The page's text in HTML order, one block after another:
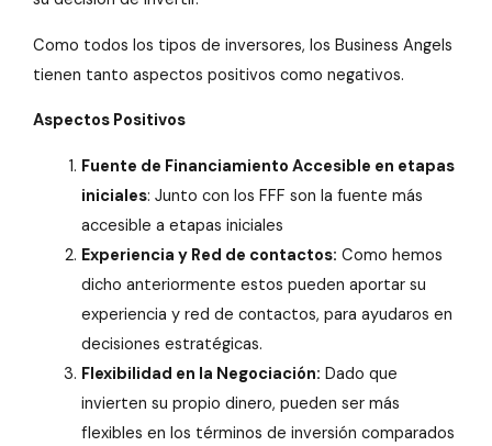
Como todos los tipos de inversores, los Business Angels
tienen tanto aspectos positivos como negativos.
Aspectos Positivos
Fuente de Financiamiento Accesible en etapas
iniciales: Junto con los FFF son la fuente más
accesible a etapas iniciales
Experiencia y Red de contactos: Como hemos
dicho anteriormente estos pueden aportar su
experiencia y red de contactos, para ayudaros en
decisiones estratégicas.
Flexibilidad en la Negociación: Dado que
invierten su propio dinero, pueden ser más
flexibles en los términos de inversión comparados